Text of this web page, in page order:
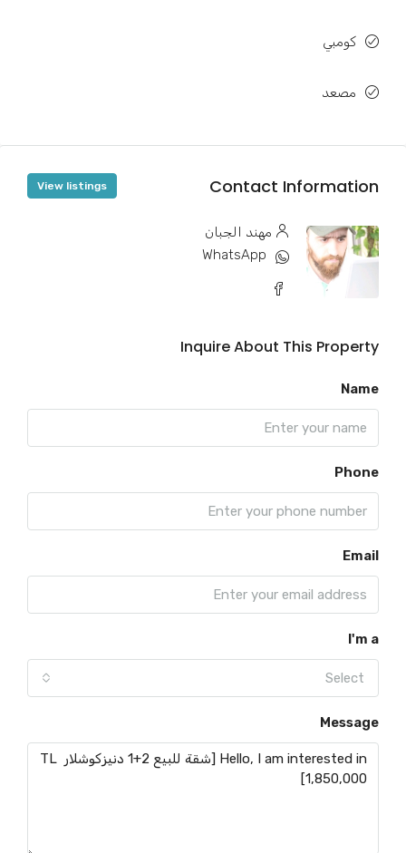
كومبي
مصعد
Contact Information
View listings
مهند الجبان
WhatsApp
Inquire About This Property
Name
Phone
Email
I'm a
Select
Message